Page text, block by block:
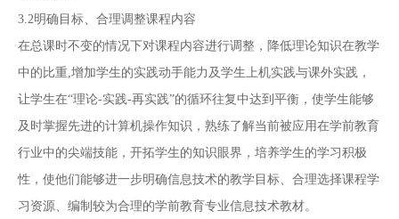
3.2明确目标、合理调整课程内容
在总课时不变的情况下对课程内容进行调整，降低理论知识在教学
中的比重,增加学生的实践动手能力及学生上机实践与课外实践，
让学生在“理论-实践-再实践”的循环往复中达到平衡，使学生能够
及时掌握先进的计算机操作知识，熟练了解当前被应用在学前教育
行业中的尖端技能，开拓学生的知识眼界，培养学生的学习积极
性，使他们能够进一步明确信息技术的教学目标、合理选择课程学
习资源、编制较为合理的学前教育专业信息技术教材。